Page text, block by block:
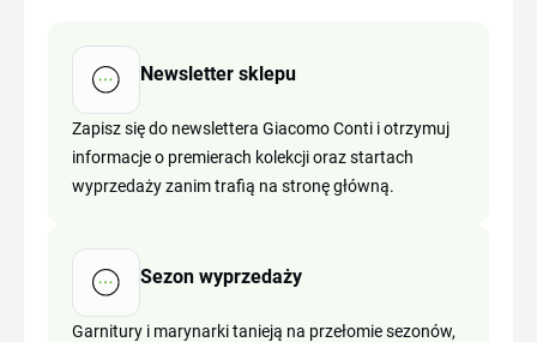
Newsletter sklepu
Zapisz się do newslettera Giacomo Conti i otrzymuj
informacje o premierach kolekcji oraz startach
wyprzedaży zanim trafią na stronę główną.
Sezon wyprzedaży
Garnitury i marynarki tanieją na przełomie sezonów,